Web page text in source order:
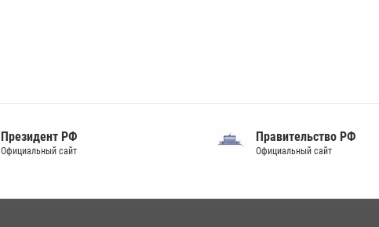
Президент РФ
Официальный сайт
Правительство РФ
Официальный сайт